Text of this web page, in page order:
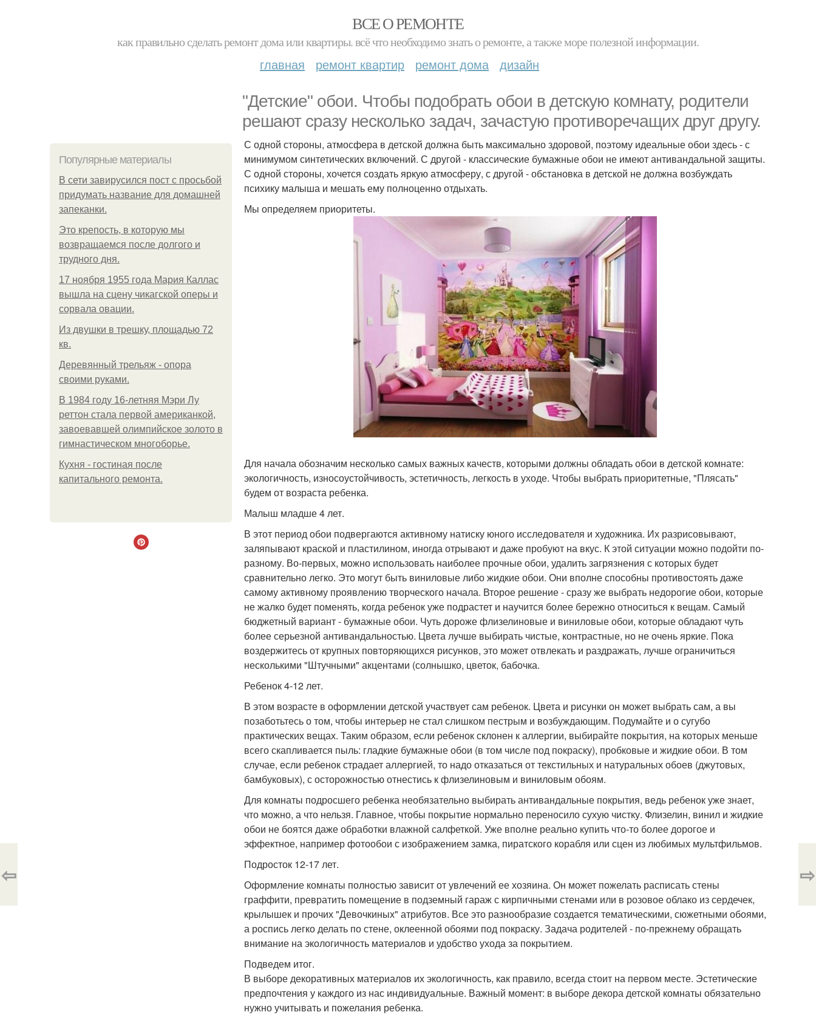
ВСЕ О РЕМОНТЕ
как правильно сделать ремонт дома или квартиры. всё что необходимо знать о ремонте, а также море полезной информации.
главная ремонт квартир ремонт дома дизайн
"Детские" обои. Чтобы подобрать обои в детскую комнату, родители
решают сразу несколько задач, зачастую противоречащих друг другу.
Популярные материалы
В сети завирусился пост с просьбой
придумать название для домашней
запеканки.
Это крепость, в которую мы
возвращаемся после долгого и
трудного дня.
17 ноября 1955 года Мария Каллас
вышла на сцену чикагской оперы и
сорвала овации.
Из двушки в трешку, площадью 72
кв.
Деревянный трельяж - опора
своими руками.
В 1984 году 16-летняя Мэри Лу
реттон стала первой американкой,
завоевавшей олимпийское золото в
гимнастическом многоборье.
Кухня - гостиная после
капитального ремонта.
С одной стороны, атмосфера в детской должна быть максимально здоровой, поэтому идеальные обои здесь - с
минимумом синтетических включений. С другой - классические бумажные обои не имеют антивандальной защиты.
С одной стороны, хочется создать яркую атмосферу, с другой - обстановка в детской не должна возбуждать
психику малыша и мешать ему полноценно отдыхать.
Мы определяем приоритеты.
Для начала обозначим несколько самых важных качеств, которыми должны обладать обои в детской комнате:
экологичность, износоустойчивость, эстетичность, легкость в уходе. Чтобы выбрать приоритетные, "Плясать"
будем от возраста ребенка.
Малыш младше 4 лет.
В этот период обои подвергаются активному натиску юного исследователя и художника. Их разрисовывают,
заляпывают краской и пластилином, иногда отрывают и даже пробуют на вкус. К этой ситуации можно подойти по-
разному. Во-первых, можно использовать наиболее прочные обои, удалить загрязнения с которых будет
сравнительно легко. Это могут быть виниловые либо жидкие обои. Они вполне способны противостоять даже
самому активному проявлению творческого начала. Второе решение - сразу же выбрать недорогие обои, которые
не жалко будет поменять, когда ребенок уже подрастет и научится более бережно относиться к вещам. Самый
бюджетный вариант - бумажные обои. Чуть дороже флизелиновые и виниловые обои, которые обладают чуть
более серьезной антивандальностью. Цвета лучше выбирать чистые, контрастные, но не очень яркие. Пока
воздержитесь от крупных повторяющихся рисунков, это может отвлекать и раздражать, лучше ограничиться
несколькими "Штучными" акцентами (солнышко, цветок, бабочка.
Ребенок 4-12 лет.
В этом возрасте в оформлении детской участвует сам ребенок. Цвета и рисунки он может выбрать сам, а вы
позаботьтесь о том, чтобы интерьер не стал слишком пестрым и возбуждающим. Подумайте и о сугубо
практических вещах. Таким образом, если ребенок склонен к аллергии, выбирайте покрытия, на которых меньше
всего скапливается пыль: гладкие бумажные обои (в том числе под покраску), пробковые и жидкие обои. В том
случае, если ребенок страдает аллергией, то надо отказаться от текстильных и натуральных обоев (джутовых,
бамбуковых), с осторожностью отнестись к флизелиновым и виниловым обоям.
Для комнаты подросшего ребенка необязательно выбирать антивандальные покрытия, ведь ребенок уже знает,
что можно, а что нельзя. Главное, чтобы покрытие нормально переносило сухую чистку. Флизелин, винил и жидкие
обои не боятся даже обработки влажной салфеткой. Уже вполне реально купить что-то более дорогое и
эффектное, например фотообои с изображением замка, пиратского корабля или сцен из любимых мультфильмов.
Подросток 12-17 лет.
Оформление комнаты полностью зависит от увлечений ее хозяина. Он может пожелать расписать стены
граффити, превратить помещение в подземный гараж с кирпичными стенами или в розовое облако из сердечек,
крылышек и прочих "Девочкиных" атрибутов. Все это разнообразие создается тематическими, сюжетными обоями,
а роспись легко делать по стене, оклеенной обоями под покраску. Задача родителей - по-прежнему обращать
внимание на экологичность материалов и удобство ухода за покрытием.
Подведем итог.
В выборе декоративных материалов их экологичность, как правило, всегда стоит на первом месте. Эстетические
предпочтения у каждого из нас индивидуальные. Важный момент: в выборе декора детской комнаты обязательно
нужно учитывать и пожелания ребенка.
⇦ ⇨